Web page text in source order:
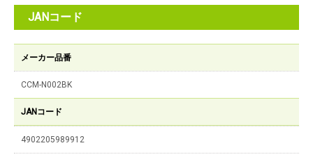
JANコード
メーカー品番
CCM-N002BK
JANコード
4902205989912